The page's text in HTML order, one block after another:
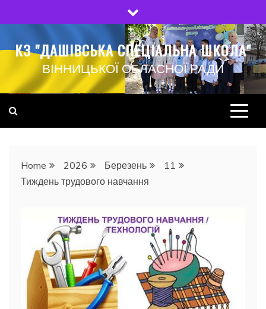
to
КЗ "ДАШІВСЬКА СПЕЦІАЛЬНА ШКОЛА"
ВІННИЦЬКОЇ ОБЛАСНОЇ РАДИ
Home 2026 Березень
11
Тиждень трудового навчання